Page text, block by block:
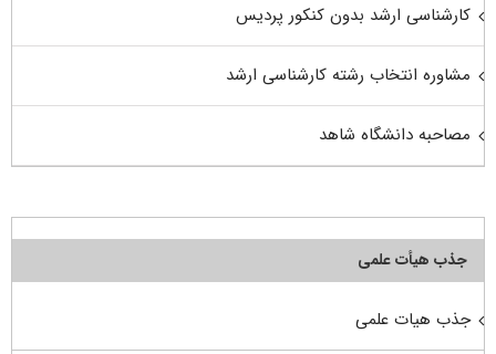
کارشناسی ارشد بدون کنکور پردیس
مشاوره انتخاب رشته کارشناسی ارشد
مصاحبه دانشگاه شاهد
جذب هیأت علمی
جذب هیات علمی